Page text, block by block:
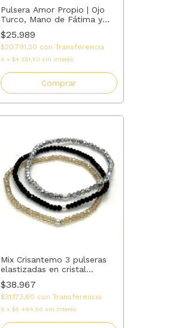
Pulsera Amor Propio | Ojo
Turco, Mano de Fátima y
Cuarzo Rosa | AMALO
$25.989
$20.791,20 con Transferencia
6 x $4.331,50 sin interés
Comprar
Mix Crisantemo 3 pulseras
elastizadas en cristal
Dorado, Negro y Plateado +
acero | AMALO
$38.967
$31.173,60 con Transferencia
6 x $6.494,50 sin interés